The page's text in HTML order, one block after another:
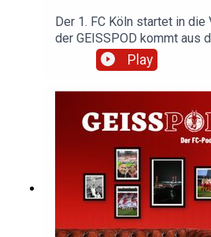
Der 1. FC Köln startet in
der GEISSPOD kommt aus
zurück. Wie steht es um die
steckt wirklich hinter dem
Hört rein und diskutiert
GEISSPOD
MV7+Mischpult: Rode
ProSoftware: Audacity
Play